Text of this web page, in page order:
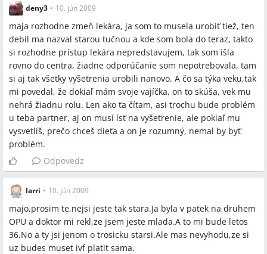
deny3 • 10. jún 2009
maja rozhodne zmeň lekára, ja som to musela urobiť tiež, ten
debil ma nazval starou tučnou a kde som bola do teraz, takto
si rozhodne prístup lekára nepredstavujem, tak som išla
rovno do centra, žiadne odporúčanie som nepotrebovala, tam
si aj tak všetky vyšetrenia urobili nanovo. A čo sa týka veku,tak
mi povedal, že dokiaľ mám svoje vajíčka, on to skúša, vek mu
nehrá žiadnu rolu. Len ako ťa čítam, asi trochu bude problém
u teba partner, aj on musí ísť na vyšetrenie, ale pokiaľ mu
vysvetlíš, prečo chceš dieťa a on je rozumný, nemal by byť
problém.
Odpovedz
larri • 10. jún 2009
majo,prosim te,nejsi jeste tak stara.Ja byla v patek na druhem
OPU a doktor mi rekl,ze jsem jeste mlada.A to mi bude letos
36.No a ty jsi jenom o trosicku starsi.Ale mas nevyhodu,ze si
uz budes muset ivf platit sama.